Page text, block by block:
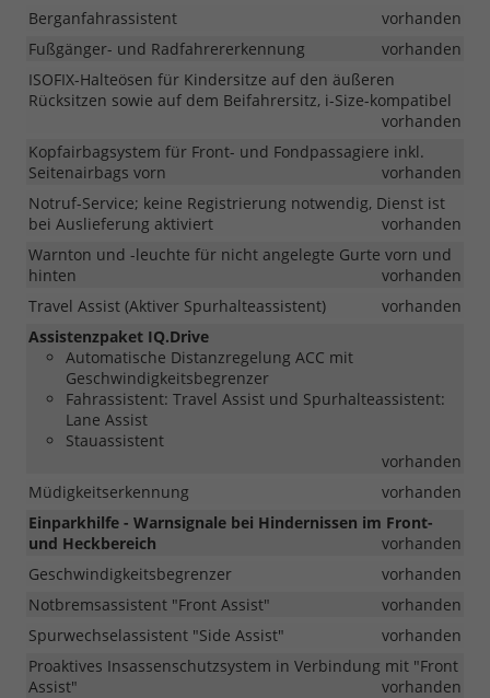
Berganfahrassistent
vorhanden
Fußgänger- und Radfahrererkennung
vorhanden
ISOFIX-Halteösen für Kindersitze auf den äußeren
Rücksitzen sowie auf dem Beifahrersitz, i-Size-kompatibel
vorhanden
Kopfairbagsystem für Front- und Fondpassagiere inkl.
Seitenairbags vorn
vorhanden
Notruf-Service; keine Registrierung notwendig, Dienst ist
bei Auslieferung aktiviert
vorhanden
Warnton und -leuchte für nicht angelegte Gurte vorn und
hinten
vorhanden
Travel Assist (Aktiver Spurhalteassistent)
vorhanden
Assistenzpaket IQ.Drive
Automatische Distanzregelung ACC mit
Geschwindigkeitsbegrenzer
Fahrassistent: Travel Assist und Spurhalteassistent:
Lane Assist
Stauassistent
vorhanden
Müdigkeitserkennung
vorhanden
Einparkhilfe - Warnsignale bei Hindernissen im Front-
und Heckbereich
vorhanden
Geschwindigkeitsbegrenzer
vorhanden
Notbremsassistent "Front Assist"
vorhanden
Spurwechselassistent "Side Assist"
vorhanden
Proaktives Insassenschutzsystem in Verbindung mit "Front
Assist"
vorhanden